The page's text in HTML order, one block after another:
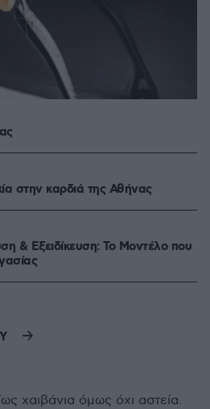
στην καρδιά της Αθήνας
& Εξειδίκευση: Το Mοντέλο που
χαιβάνια όμως όχι αστεία.